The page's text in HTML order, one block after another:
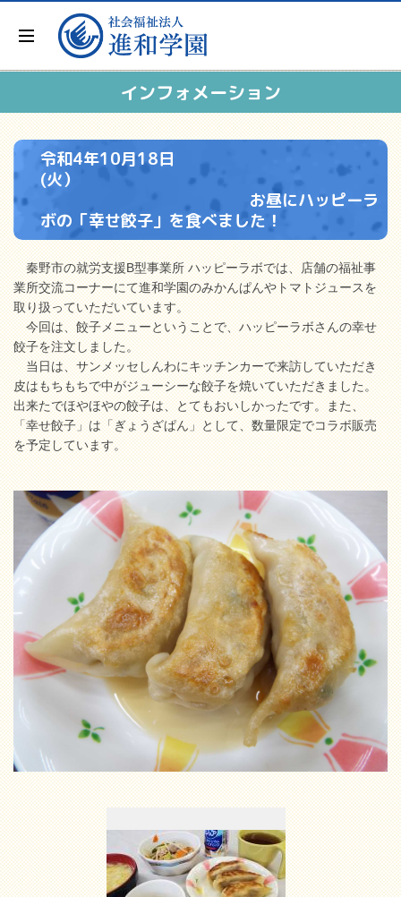
インフォメーション
令和4年10月18日
(火）
お昼にハッピーラ
ボの「幸せ餃子」を食べました！
秦野市の就労支援B型事業所 ハッピーラボでは、店舗の福祉事
業所交流コーナーにて進和学園のみかんぱんやトマトジュースを
取り扱っていただいています。
今回は、餃子メニューということで、ハッピーラボさんの幸せ
餃子を注文しました。
当日は、サンメッセしんわにキッチンカーで来訪していただき
皮はもちもちで中がジューシーな餃子を焼いていただきました。
出来たでほやほやの餃子は、とてもおいしかったです。また、
「幸せ餃子」は「ぎょうざぱん」として、数量限定でコラボ販売
を予定しています。